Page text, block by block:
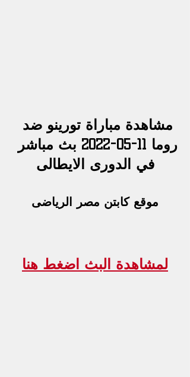
مشاهدة مباراة تورينو ضد
روما 11-05-2022 بث مباشر
في الدورى الايطالى
موقع كابتن مصر الرياضى
لمشاهدة البث اضغط هنا